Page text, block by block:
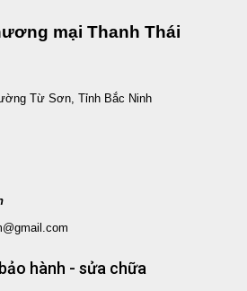
mại Thanh Thái
Từ Sơn, Tỉnh Bắc Ninh
hành - sửa chữa